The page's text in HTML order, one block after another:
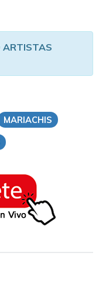
ARTISTAS
MARIACHIS